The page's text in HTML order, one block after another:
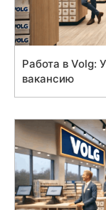
Работа в Volg:
вакансию